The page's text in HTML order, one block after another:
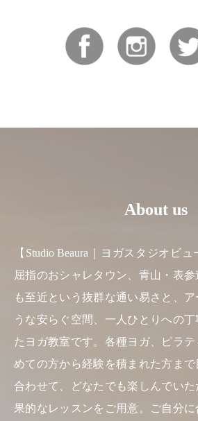
About us
【Studio Beaura｜ヨガスタジオビ
屈指のおシャレタウン、青山・表
も至近という抜群な通い易さと、
うな安らぐ空間、一人ひとりへの
たヨガ教室です。各種ヨガ、ピラ
めての方から経験を積まれた方ま
合わせて、どなたでも楽しんでい
果的なレッスンをご用意。ご自分